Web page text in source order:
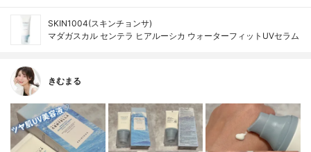
SKIN1004(スキンチョンサ)
マダガスカル センテラ ヒアルーシカ ウォーターフィットUVセラム
きむまる